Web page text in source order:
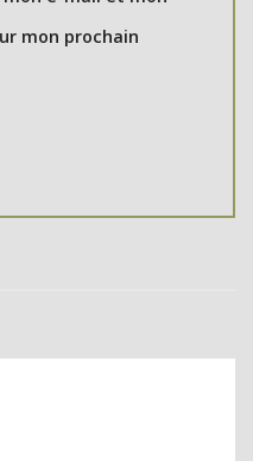
mon prochain